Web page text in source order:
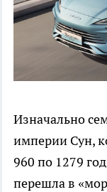
Изначально
империи Сун,
960 по 1279
перешла в